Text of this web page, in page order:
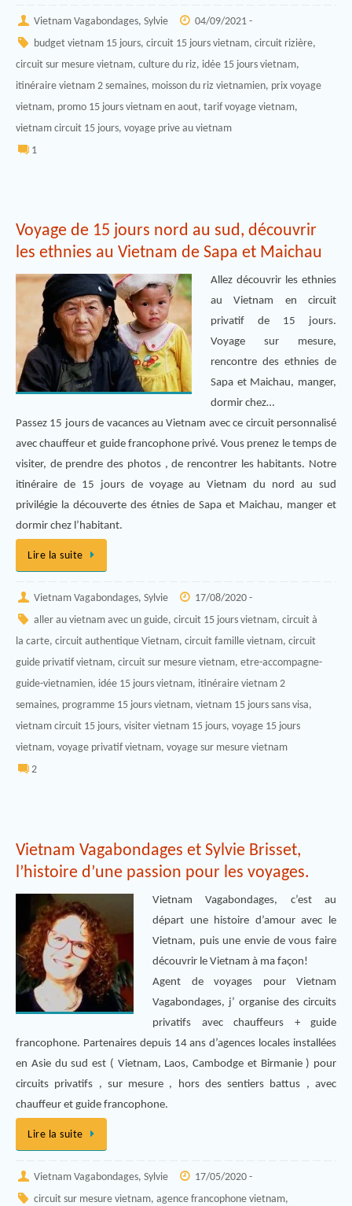
Vietnam Vagabondages, Sylvie 04/09/2021 -
budget vietnam 15 jours, circuit 15 jours vietnam, circuit rizière,
circuit sur mesure vietnam, culture du riz, idée 15 jours vietnam,
itinéraire vietnam 2 semaines, moisson du riz vietnamien, prix voyage
vietnam, promo 15 jours vietnam en aout, tarif voyage vietnam,
vietnam circuit 15 jours, voyage prive au vietnam
1
Voyage de 15 jours nord au sud, découvrir
les ethnies au Vietnam de Sapa et Maichau
Allez découvrir les ethnies
au Vietnam en circuit
privatif de 15 jours.
Voyage sur mesure,
rencontre des ethnies de
Sapa et Maichau, manger,
dormir chez…
Passez 15 jours de vacances au Vietnam avec ce circuit personnalisé
avec chauffeur et guide francophone privé. Vous prenez le temps de
visiter, de prendre des photos , de rencontrer les habitants. Notre
itinéraire de 15 jours de voyage au Vietnam du nord au sud
privilégie la découverte des étnies de Sapa et Maichau, manger et
dormir chez l’habitant.
Lire la suite
Vietnam Vagabondages, Sylvie 17/08/2020 -
aller au vietnam avec un guide, circuit 15 jours vietnam, circuit à
la carte, circuit authentique Vietnam, circuit famille vietnam, circuit
guide privatif vietnam, circuit sur mesure vietnam, etre-accompagne-
guide-vietnamien, idée 15 jours vietnam, itinéraire vietnam 2
semaines, programme 15 jours vietnam, vietnam 15 jours sans visa,
vietnam circuit 15 jours, visiter vietnam 15 jours, voyage 15 jours
vietnam, voyage privatif vietnam, voyage sur mesure vietnam
2
Vietnam Vagabondages et Sylvie Brisset,
l’histoire d’une passion pour les voyages.
Vietnam Vagabondages, c’est au
départ une histoire d’amour avec le
Vietnam, puis une envie de vous faire
découvrir le Vietnam à ma façon!
Agent de voyages pour Vietnam
Vagabondages, j’ organise des circuits
privatifs avec chauffeurs + guide
francophone. Partenaires depuis 14 ans d’agences locales installées
en Asie du sud est ( Vietnam, Laos, Cambodge et Birmanie ) pour
circuits privatifs , sur mesure , hors des sentiers battus , avec
chauffeur et guide francophone.
Lire la suite
Vietnam Vagabondages, Sylvie 17/05/2020 -
circuit sur mesure vietnam, agence francophone vietnam,